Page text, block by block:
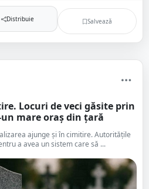
Distribuie Salvează
Locuri de veci găsite prin
un mare oraș din țară
ajunge și în cimitire. Autoritățile
a avea un sistem care să ...